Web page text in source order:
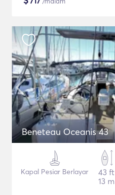
Beneteau Oceanis 43
Kapal Pesiar Berlayar
43 ft
13 m